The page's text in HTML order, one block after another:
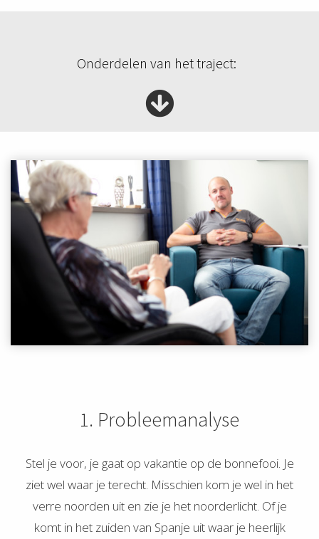
Onderdelen van het traject:
1. Probleemanalyse
Stel je voor, je gaat op vakantie op de bonnefooi. Je
ziet wel waar je terecht. Misschien kom je wel in het
verre noorden uit en zie je het noorderlicht. Of je
komt in het zuiden van Spanje uit waar je heerlijk